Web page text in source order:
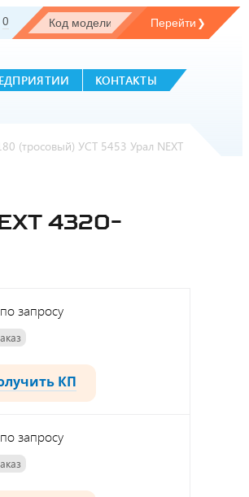
0
КОНТАКТЫ
(тросовый) УСТ 5453 Урал NEXT
4320-
запросу
КП
запросу